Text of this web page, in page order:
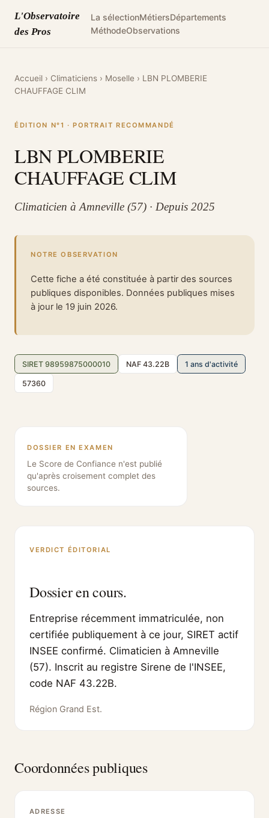
L'Observatoire
des Pros
La sélectionMétiersDépartements
MéthodeObservations
Accueil › Climaticiens › Moselle › LBN PLOMBERIE
CHAUFFAGE CLIM
ÉDITION N°1 · PORTRAIT RECOMMANDÉ
LBN PLOMBERIE
CHAUFFAGE CLIM
Climaticien à Amneville (57) · Depuis 2025
NOTRE OBSERVATION
Cette fiche a été constituée à partir des sources
publiques disponibles. Données publiques mises
à jour le 19 juin 2026.
SIRET 98959875000010 NAF 43.22B 1 ans d'activité
57360
DOSSIER EN EXAMEN
Le Score de Confiance n'est publié
qu'après croisement complet des
sources.
VERDICT ÉDITORIAL
Dossier en cours.
Entreprise récemment immatriculée, non
certifiée publiquement à ce jour, SIRET actif
INSEE confirmé. Climaticien à Amneville
(57). Inscrit au registre Sirene de l'INSEE,
code NAF 43.22B.
Région Grand Est.
Coordonnées publiques
ADRESSE